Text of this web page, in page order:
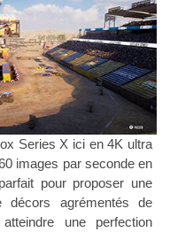
Series X ici en 4K ultra
images par seconde en
pour proposer une
décors agrémentés de
une perfection